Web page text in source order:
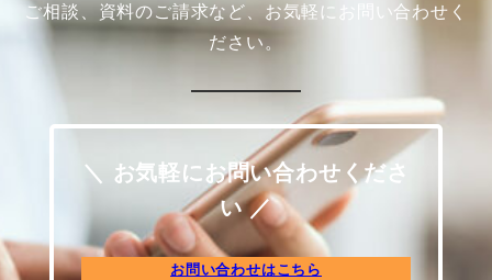
ご相談、資料のご請求など、お気軽にお問い合わせく
ださい。
＼ お気軽にお問い合わせくださ
い ／
お問い合わせはこちら